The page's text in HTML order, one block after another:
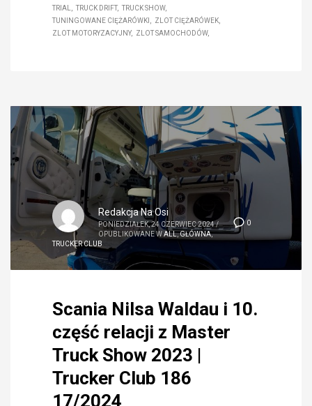
TRIAL
TRUCK DRIFT
TRUCK SHOW
TUNINGOWANE CIĘŻARÓWKI
ZLOT CIĘŻARÓWEK
ZLOT MOTORYZACYJNY
ZLOT SAMOCHODÓW
0
Redakcja Na Osi
PONIEDZIAŁEK, 24 CZERWIEC 2024/
OPUBLIKOWANE WALL,GŁÓWNA,
TRUCKER CLUB
Scania Nilsa Waldau i 10.
część relacji z Master
Truck Show 2023 |
Trucker Club 186
17/2024